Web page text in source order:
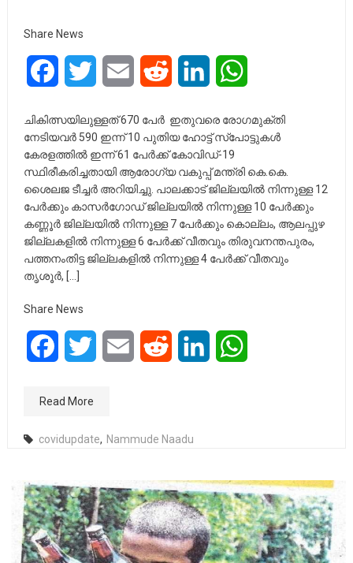
Share News
FacebookTwitter Email Reddit LinkedIn
ചികിത്സയിലുള്ളത് 670 പേര്‍ ഇതുവരെ രോഗമുക്തി
നേടിയവര്‍ 590 ഇന്ന് 10 പുതിയ ഹോട്ട് സ്‌പോട്ടുകള്‍
കേരളത്തില്‍ ഇന്ന് 61 പേര്‍ക്ക് കോവിഡ്-19
സ്ഥിരീകരിച്ചതായി ആരോഗ്യ വകുപ്പ് മന്ത്രി കെ.കെ.
ശൈലജ ടീച്ചര്‍ അറിയിച്ചു. പാലക്കാട് ജില്ലയില്‍ നിന്നുള്ള 12
പേര്‍ക്കും കാസര്‍ഗോഡ് ജില്ലയില്‍ നിന്നുള്ള 10 പേര്‍ക്കും
കണ്ണൂര്‍ ജില്ലയില്‍ നിന്നുള്ള 7 പേര്‍ക്കും കൊല്ലം, ആലപ്പുഴ
ജില്ലകളില്‍ നിന്നുള്ള 6 പേര്‍ക്ക് വീതവും തിരുവനന്തപുരം,
പത്തനംതിട്ട ജില്ലകളില്‍ നിന്നുള്ള 4 പേര്‍ക്ക് വീതവും
തൃശൂര്‍, […]
Share News
FacebookTwitter Email Reddit LinkedIn
Read More
covidupdate, Nammude Naadu